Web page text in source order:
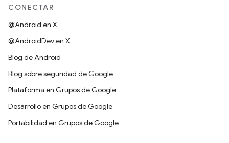
CONECTAR
@Android en X
@AndroidDev en X
Blog de Android
Blog sobre seguridad de Google
Plataforma en Grupos de Google
Desarrollo en Grupos de Google
Portabilidad en Grupos de Google